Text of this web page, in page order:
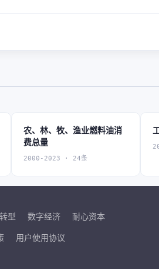
农、林、牧、渔业燃料油消
费总量
2000-2023 · 24条
型 数字经济 耐心资本
用户使用协议